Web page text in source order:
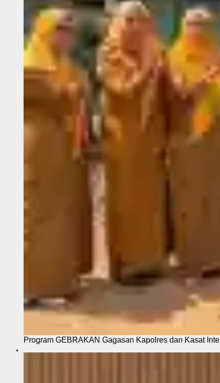
Program GEBRAKAN Gagasan Kapolres dan Kasat